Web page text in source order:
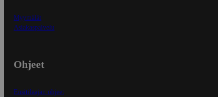
Myymälät
Asiakaspalvelu
Ohjeet
Ensitilaajan ohjeet